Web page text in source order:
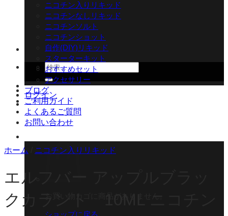
検
索
対
象:
ログイン
ニコチン入りリキッド
ニコチンなしリキッド
ニコチンソルト
ニコチンショット
自作(DIY)リキッド
スターターキット
おすすめセット
アクセサリー
ブログ
ご利用ガイド
よくあるご質問
お問い合わせ
ホーム ニコチン入りリキッド
エルフバー アップルブラッ
クカラント 10ML ニコチン